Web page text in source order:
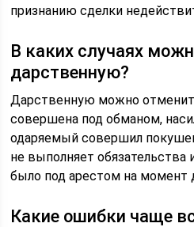
признанию сделки
В каких случаях
дарственную?
Дарственную можно
совершена под обманом,
одаряемый совершил
не выполняет
было под арестом на момент
Какие ошибки чаще